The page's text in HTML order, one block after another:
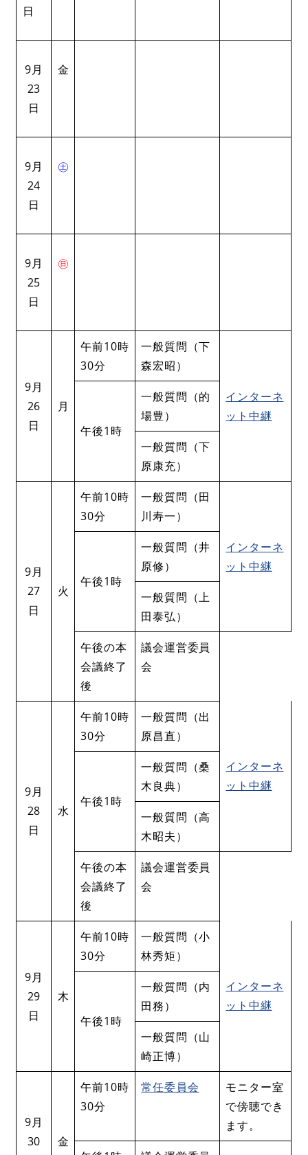
日
9月
23
日
金
9月
24
日
㊏
9月
25
日
㊐
9月
26
日
月
午前10時
30分
一般質問（下
森宏昭）
インターネ
ット中継
午後1時
一般質問（的
場豊）
一般質問（下
原康充）
9月
27
日
火
午前10時
30分
一般質問（田
川寿一）
インターネ
ット中継
午後1時
一般質問（井
原修）
一般質問（上
田泰弘）
午後の本
会議終了
後
議会運営委員
会
9月
28
日
水
午前10時
30分
一般質問（出
原昌直）
インターネ
ット中継
午後1時
一般質問（桑
木良典）
一般質問（高
木昭夫）
午後の本
会議終了
後
議会運営委員
会
9月
29
日
木
午前10時
30分
一般質問（小
林秀矩）
インターネ
ット中継
午後1時
一般質問（内
田務）
一般質問（山
崎正博）
9月
30
金
午前10時
30分
常任委員会
モニター室
で傍聴でき
ます。